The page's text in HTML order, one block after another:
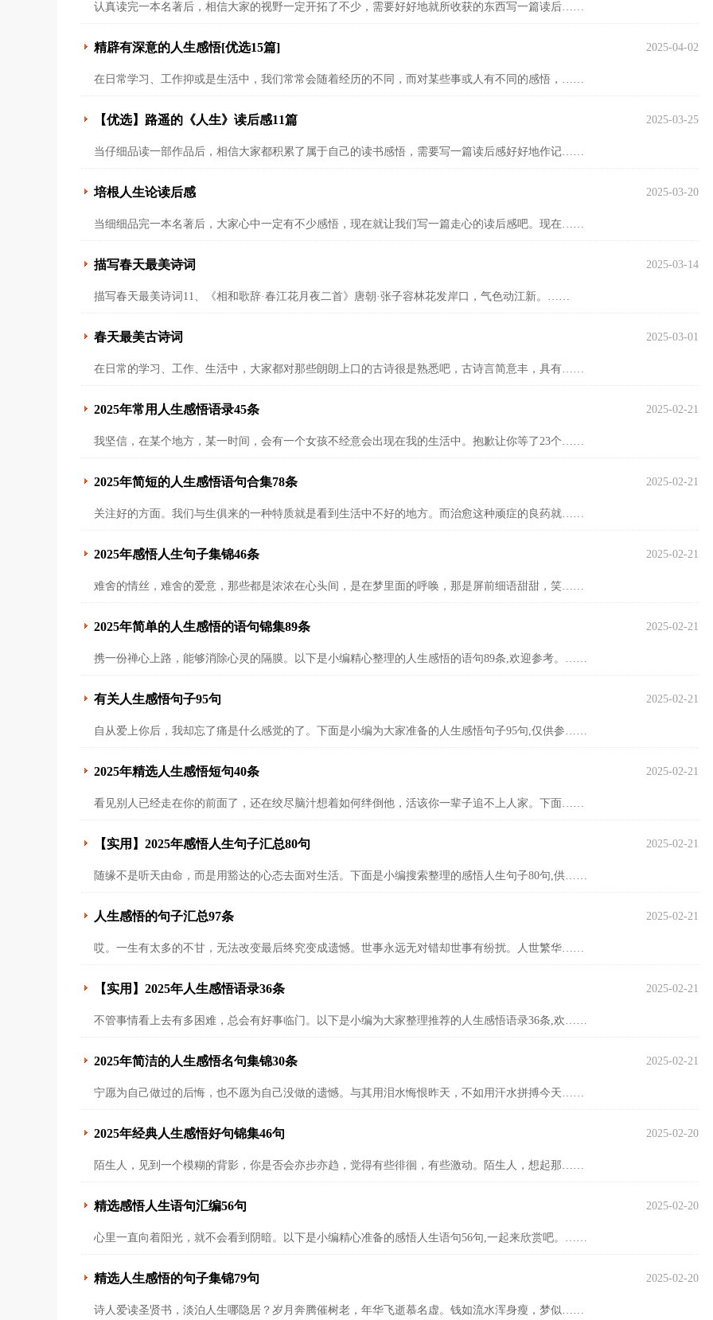
认真读完一本名著后，相信大家的视野一定开拓了不少，需要好好地就所收获的东西写一篇读后……
精辟有深意的人生感悟[优选15篇] 2025-04-02
在日常学习、工作抑或是生活中，我们常常会随着经历的不同，而对某些事或人有不同的感悟，……
【优选】路遥的《人生》读后感11篇 2025-03-25
当仔细品读一部作品后，相信大家都积累了属于自己的读书感悟，需要写一篇读后感好好地作记……
培根人生论读后感 2025-03-20
当细细品完一本名著后，大家心中一定有不少感悟，现在就让我们写一篇走心的读后感吧。现在……
描写春天最美诗词 2025-03-14
描写春天最美诗词11、《相和歌辞·春江花月夜二首》唐朝·张子容林花发岸口，气色动江新。……
春天最美古诗词 2025-03-01
在日常的学习、工作、生活中，大家都对那些朗朗上口的古诗很是熟悉吧，古诗言简意丰，具有……
2025年常用人生感悟语录45条 2025-02-21
我坚信，在某个地方，某一时间，会有一个女孩不经意会出现在我的生活中。抱歉让你等了23个……
2025年简短的人生感悟语句合集78条 2025-02-21
关注好的方面。我们与生俱来的一种特质就是看到生活中不好的地方。而治愈这种顽症的良药就……
2025年感悟人生句子集锦46条 2025-02-21
难舍的情丝，难舍的爱意，那些都是浓浓在心头间，是在梦里面的呼唤，那是屏前细语甜甜，笑……
2025年简单的人生感悟的语句锦集89条 2025-02-21
携一份禅心上路，能够消除心灵的隔膜。以下是小编精心整理的人生感悟的语句89条,欢迎参考。……
有关人生感悟句子95句 2025-02-21
自从爱上你后，我却忘了痛是什么感觉的了。下面是小编为大家准备的人生感悟句子95句,仅供参……
2025年精选人生感悟短句40条 2025-02-21
看见别人已经走在你的前面了，还在绞尽脑汁想着如何绊倒他，活该你一辈子追不上人家。下面……
【实用】2025年感悟人生句子汇总80句 2025-02-21
随缘不是听天由命，而是用豁达的心态去面对生活。下面是小编搜索整理的感悟人生句子80句,供……
人生感悟的句子汇总97条 2025-02-21
哎。一生有太多的不甘，无法改变最后终究变成遗憾。世事永远无对错却世事有纷扰。人世繁华……
【实用】2025年人生感悟语录36条 2025-02-21
不管事情看上去有多困难，总会有好事临门。以下是小编为大家整理推荐的人生感悟语录36条,欢……
2025年简洁的人生感悟名句集锦30条 2025-02-21
宁愿为自己做过的后悔，也不愿为自己没做的遗憾。与其用泪水悔恨昨天，不如用汗水拼搏今天……
2025年经典人生感悟好句锦集46句 2025-02-20
陌生人，见到一个模糊的背影，你是否会亦步亦趋，觉得有些徘徊，有些激动。陌生人，想起那……
精选感悟人生语句汇编56句 2025-02-20
心里一直向着阳光，就不会看到阴暗。以下是小编精心准备的感悟人生语句56句,一起来欣赏吧。……
精选人生感悟的句子集锦79句 2025-02-20
诗人爱读圣贤书，淡泊人生哪隐居？岁月奔腾催树老，年华飞逝慕名虚。钱如流水浑身瘦，梦似……